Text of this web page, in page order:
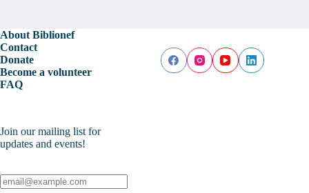
About Biblionef
Contact
Donate
Become a volunteer
FAQ
Join our mailing list for
updates and events!